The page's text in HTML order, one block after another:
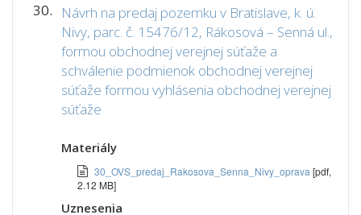
30.
Návrh na predaj pozemku v Bratislave, k. ú.
Nivy, parc. č. 15476/12, Rákosová – Senná ul.,
formou obchodnej verejnej súťaže a
schválenie podmienok obchodnej verejnej
súťaže formou vyhlásenia obchodnej verejnej
súťaže
Materiály
30_OVS_predaj_Rakosova_Senna_Nivy_oprava [pdf,
2.12 MB]
Uznesenia